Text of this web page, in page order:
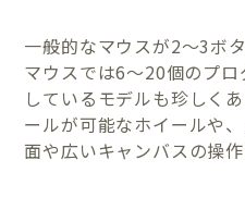
一般的なマウスが2〜3ボ
マウスでは6〜20個のプ
しているモデルも珍しく
ールが可能なホイールや
面や広いキャンバスの操作